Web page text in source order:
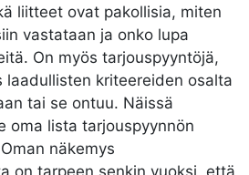
liitteet ovat pakollisia, miten
vastataan ja onko lupa
On myös tarjouspyyntöjä,
laadullisten kriteereiden osalta
tai se ontuu. Näissä
oma lista tarjouspyynnön
näkemys
on tarpeen senkin vuoksi, että